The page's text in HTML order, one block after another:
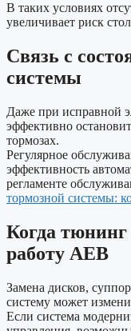
В таких условиях
увеличивает риск
Связь с
системы
Даже при исправной
эффективно
тормозах.
Регулярное
эффективность
регламенте
тормозной системы:
Когда тюнинг
работу AEB
Замена дисков,
систему может
Если система